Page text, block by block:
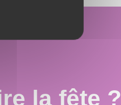
la fête ?